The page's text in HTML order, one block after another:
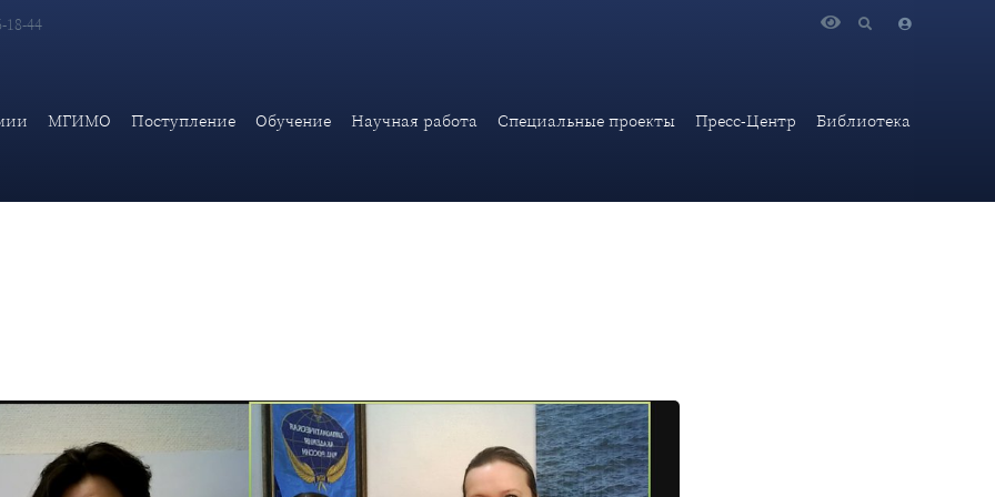
18-44
МГИМО Поступление Обучение Научная работа Специальные проекты Пресс-Центр Библиотека
Дипломатической академии МИД России и Департамента по делам молодежи Правительства Приморского края